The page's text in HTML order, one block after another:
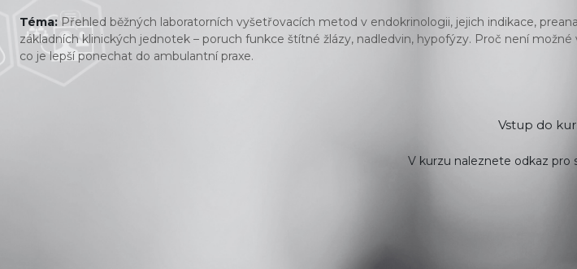
Téma: Přehled běžných laboratorních vyšetřovacích metod v endokrinologii, jejich indikace,
základních klinických jednotek – poruch funkce štítné žlázy, nadledvin, hypofýzy. Proč není
co je lepší ponechat do ambulantní praxe.
Vstup do
V kurzu naleznete odkaz pro